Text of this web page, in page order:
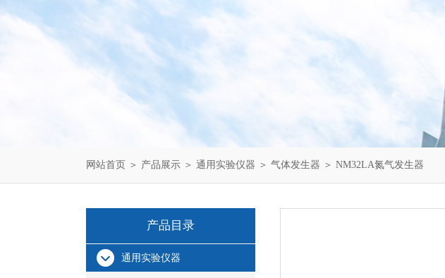
网站首页 ＞ 产品展示 ＞ 通用实验仪器 ＞ 气体发生器 ＞ NM32LA氮气发生器
产品目录
通用实验仪器